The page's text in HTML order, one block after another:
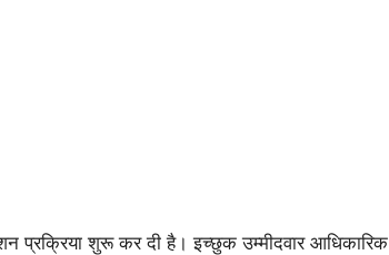
शुरू कर दी है। इच्छुक उम्मीदवार आधिकारिक